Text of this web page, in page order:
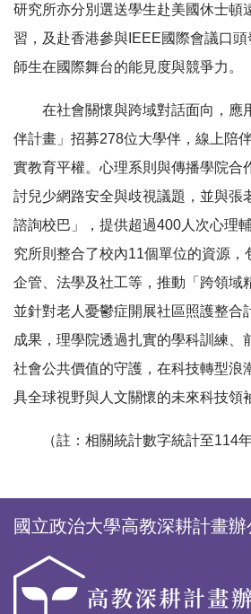
研究所亦分別選送學生赴美國休士頓
習，及赴香港參與IEEE國際會議口
師生在國際舞台的能見度與競爭力。
在社會關懷與跨域對話面向，應
伴計畫」招募278位大學伴，線上陪
實教育平權。心理系則與傳播學院合
討兒少網路安全與歧視議題，並與張
諮詢校巴」，提供超過400人次心理
究所則整合了校內11個單位的資源，
企管、法學及社工等，推動「跨領域
並針對老人憂鬱症開展社區照護整合
成果，理學院透過扎實的學科訓練、
社會公共價值的守護，在科技轉型浪
具全球視野與人文關懷的未來科技領
（註：相關統計數字統計至114
國立政治大學高教深耕計畫辦